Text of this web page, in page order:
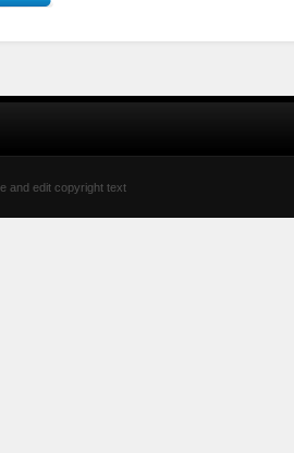
and edit copyright text